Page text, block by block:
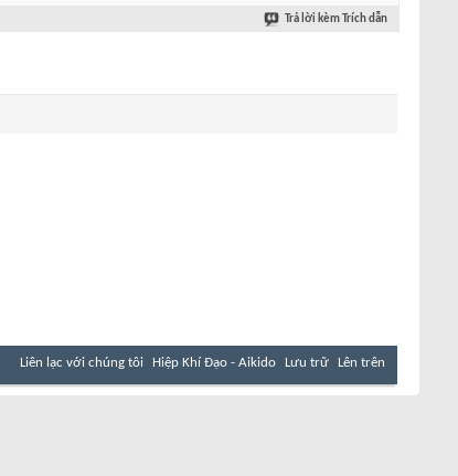
Trả lời kèm Trích dẫn
Liên lạc với chúng tôi Hiệp Khí Đạo - Aikido Lưu trữ Lên trên